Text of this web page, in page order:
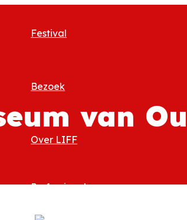
Festival
Bezoek
Over LIFF
Professionals
van